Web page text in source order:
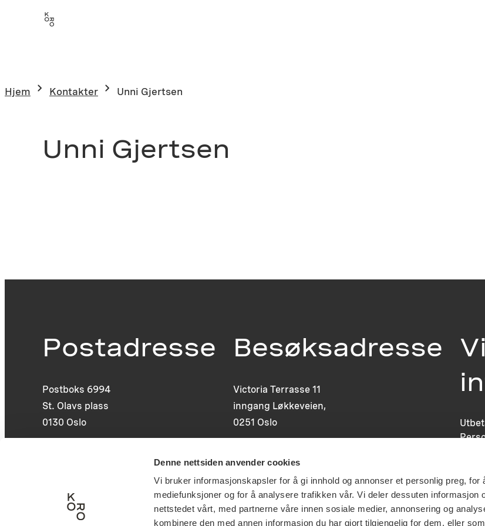
Denne nettsiden anvender cookies
Vi bruker informasjonskapsler for å gi innhold og annonser et personlig preg, for
mediefunksjoner og for å analysere trafikken vår. Vi deler dessuten informasjon
nettstedet vårt, med partnerne våre innen sosiale medier, annonsering og
kombinere den med annen informasjon du har gjort tilgjengelig for dem, eller
Hjem Kontakter Unni Gjertsen
Unni Gjertsen
Postadresse
Postboks 6994
St. Olavs plass
0130 Oslo
Besøksadresse
Victoria Terrasse 11
inngang Løkkeveien,
0251 Oslo
Last